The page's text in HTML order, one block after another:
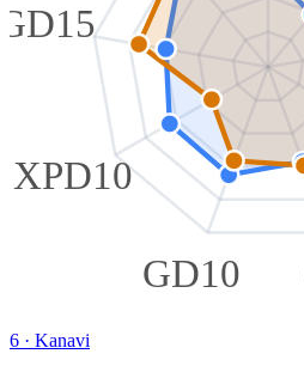
GD10
XPD10
6 · Kanavi